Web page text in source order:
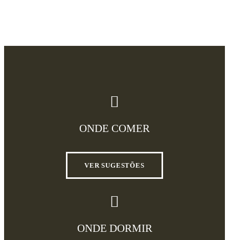
ONDE COMER
VER SUGESTÕES
ONDE DORMIR